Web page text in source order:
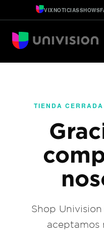
VIXNOTICIASSHOWS
TIENDA
Shop
aceptamos